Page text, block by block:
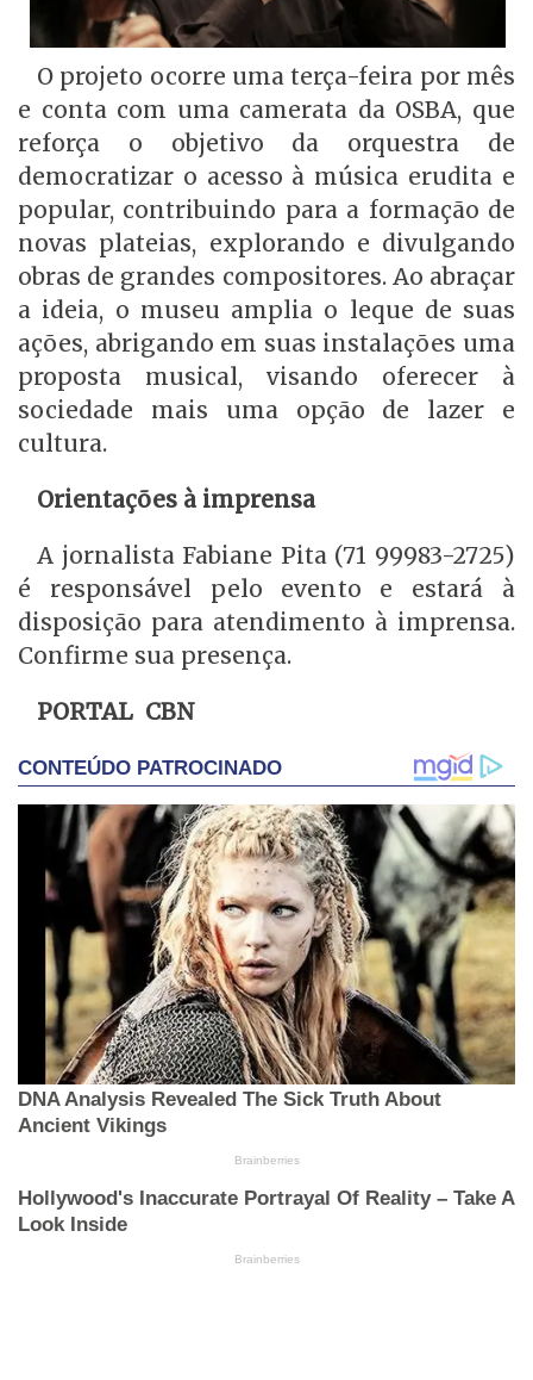
O projeto ocorre uma terça-feira por mês
e conta com uma camerata da OSBA, que
reforça o objetivo da orquestra de
democratizar o acesso à música erudita e
popular, contribuindo para a formação de
novas plateias, explorando e divulgando
obras de grandes compositores. Ao abraçar
a ideia, o museu amplia o leque de suas
ações, abrigando em suas instalações uma
proposta musical, visando oferecer à
sociedade mais uma opção de lazer e
cultura.
Orientações à imprensa
A jornalista Fabiane Pita (71 99983-2725)
é responsável pelo evento e estará à
disposição para atendimento à imprensa.
Confirme sua presença.
PORTAL CBN